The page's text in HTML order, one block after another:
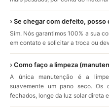
› Se chegar com defeito, posso
Sim. Nós garantimos 100% a sua
em contato e solicitar a troca ou
› Como faço a limpeza
A única manutenção é a
suavemente um pano seco. Os
fechados, longe da luz solar direta